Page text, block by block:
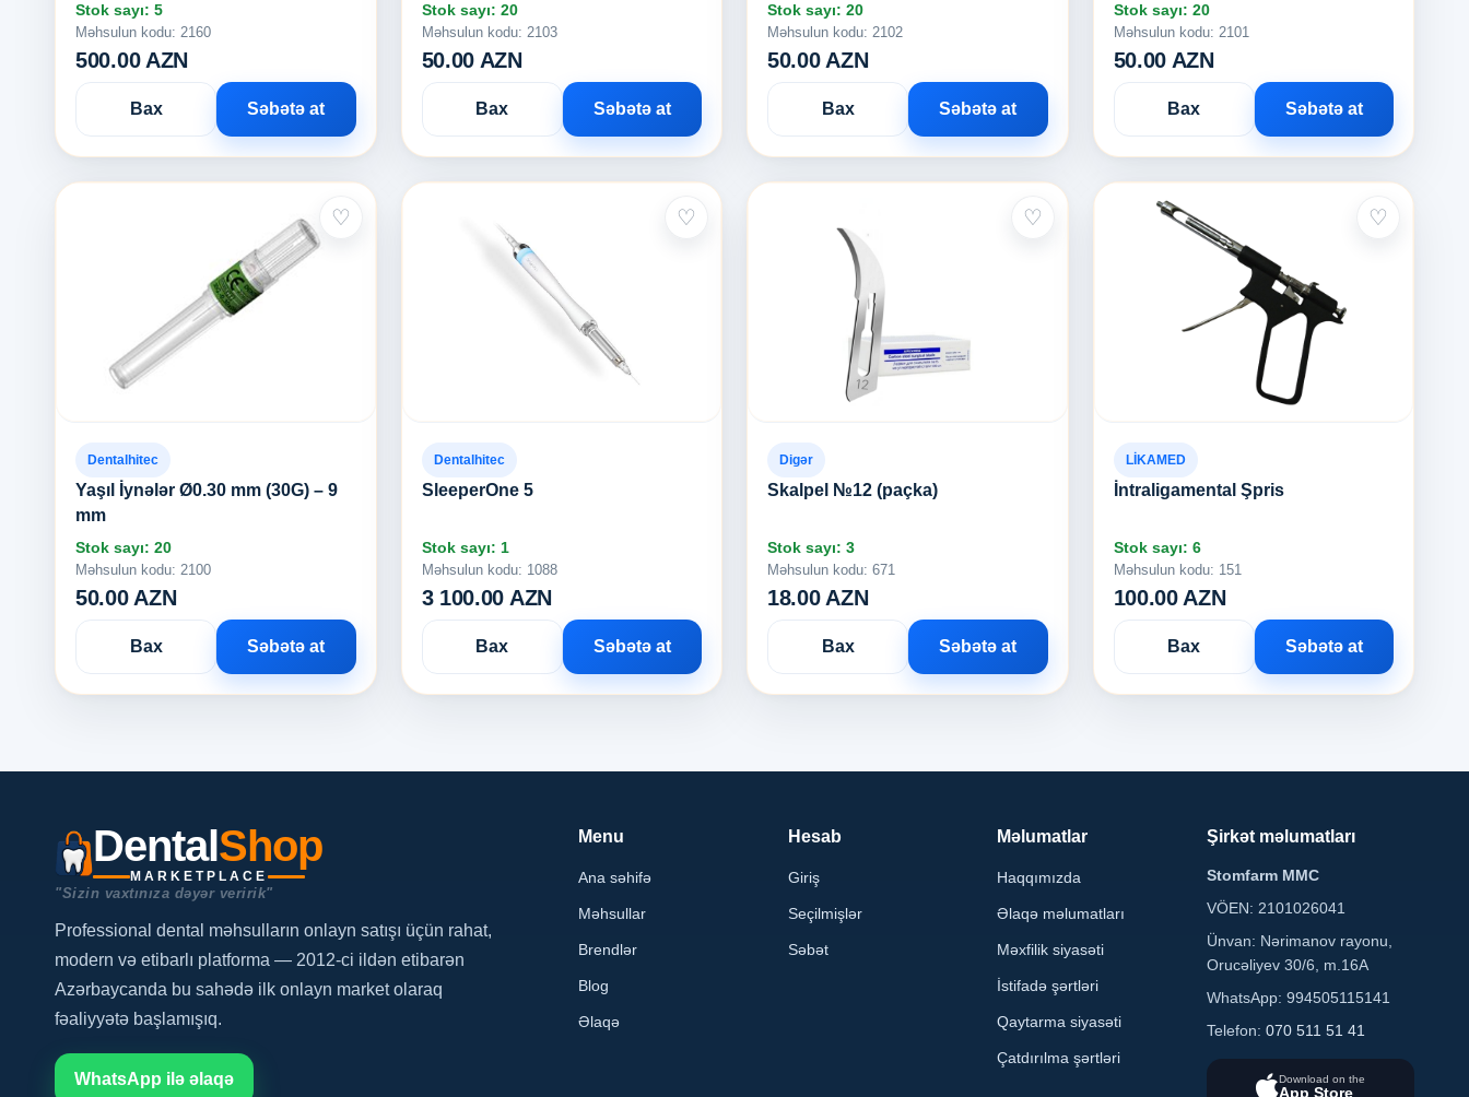
Stok sayı: 5
Məhsulun kodu: 2160
500.00 AZN
Bax Səbətə at
Stok sayı: 20
Məhsulun kodu: 2103
50.00 AZN
Bax Səbətə at
Stok sayı: 20
Məhsulun kodu: 2102
50.00 AZN
Bax Səbətə at
Stok sayı: 20
Məhsulun kodu: 2101
50.00 AZN
Bax Səbətə at
♡
Dentalhitec
Yaşıl İynələr Ø0.30 mm (30G) – 9
mm
Stok sayı: 20
Məhsulun kodu: 2100
50.00 AZN
Bax Səbətə at
♡
Dentalhitec
SleeperOne 5
Stok sayı: 1
Məhsulun kodu: 1088
3 100.00 AZN
Bax Səbətə at
♡
Digər
Skalpel №12 (paçka)
Stok sayı: 3
Məhsulun kodu: 671
18.00 AZN
Bax Səbətə at
♡
LİKAMED
İntraligamental Şpris
Stok sayı: 6
Məhsulun kodu: 151
100.00 AZN
Bax Səbətə at
DentalShop
MARKETPLACE
"Sizin vaxtınıza dəyər veririk"
Professional dental məhsulların onlayn satışı üçün rahat,
modern və etibarlı platforma — 2012-ci ildən etibarən
Azərbaycanda bu sahədə ilk onlayn market olaraq
fəaliyyətə başlamışıq.
WhatsApp ilə əlaqə
Menu
Ana səhifə
Məhsullar
Brendlər
Blog
Əlaqə
Hesab
Giriş
Seçilmişlər
Səbət
Məlumatlar
Haqqımızda
Əlaqə məlumatları
Məxfilik siyasəti
İstifadə şərtləri
Qaytarma siyasəti
Çatdırılma şərtləri
Şirkət məlumatları
Stomfarm MMC
VÖEN: 2101026041
Ünvan: Nərimanov rayonu,
Orucəliyev 30/6, m.16A
WhatsApp: 994505115141
Telefon: 070 511 51 41
Download on the
App Store